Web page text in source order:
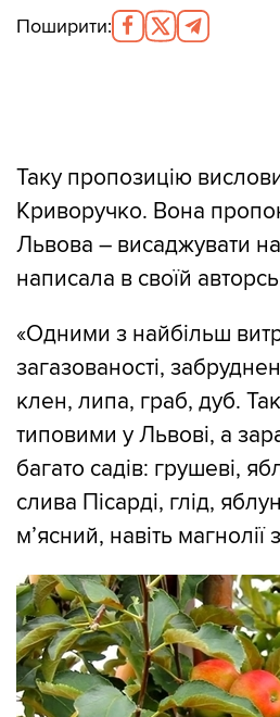
Поширити:
Таку пропозицію
Криворучко. Вона
Львова – висаджувати
написала в своїй
«Одними з найбільш
загазованості,
клен, липа, граб, дуб.
типовими у Львові, а
багато садів: грушеві,
слива Пісарді, глід,
м’ясний, навіть магнолії